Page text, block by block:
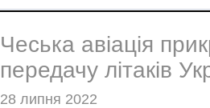
Чеська авіація
передачу літаків
28 липня 2022